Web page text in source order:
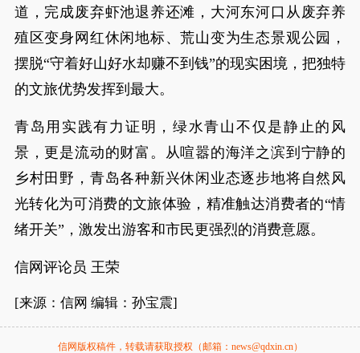
道，完成废弃虾池退养还滩，大河东河口从废弃养
殖区变身网红休闲地标、荒山变为生态景观公园，
摆脱“守着好山好水却赚不到钱”的现实困境，把独特
的文旅优势发挥到最大。
青岛用实践有力证明，绿水青山不仅是静止的风
景，更是流动的财富。从喧嚣的海洋之滨到宁静的
乡村田野，青岛各种新兴休闲业态逐步地将自然风
光转化为可消费的文旅体验，精准触达消费者的“情
绪开关”，激发出游客和市民更强烈的消费意愿。
信网评论员 王荣
[来源：信网 编辑：孙宝震]
信网版权稿件，转载请获取授权（邮箱：news@qdxin.cn）